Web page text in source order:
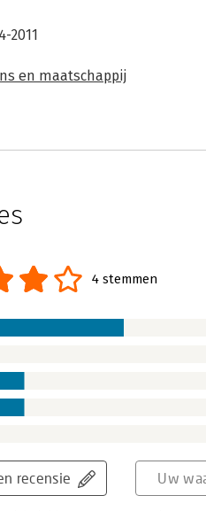
2011
en maatschappij
4 stemmen
recensie Uw